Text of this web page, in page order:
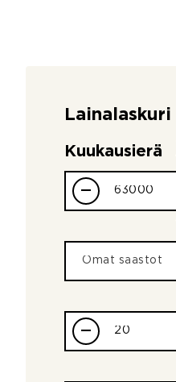
Lainalaskuri
Kuukausierä
–
–